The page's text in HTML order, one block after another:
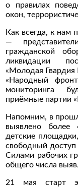
о правилах
окон,
Как всегда, к нам
—
гражданской
ликвидации
«Молодая
«Народный
мониторинга
приёмные партии
Напомним, в
выявлено более
детские
свободный
Силами рабочих
общего числа
21 мая старт